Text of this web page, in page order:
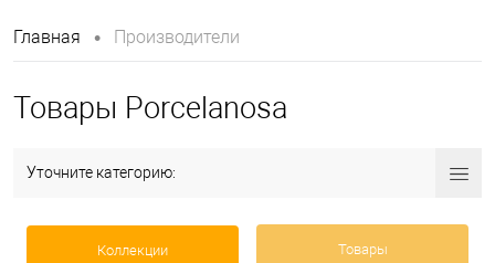
Главная • Производители
Товары Porcelanosa
Уточните категорию:
Коллекции Товары